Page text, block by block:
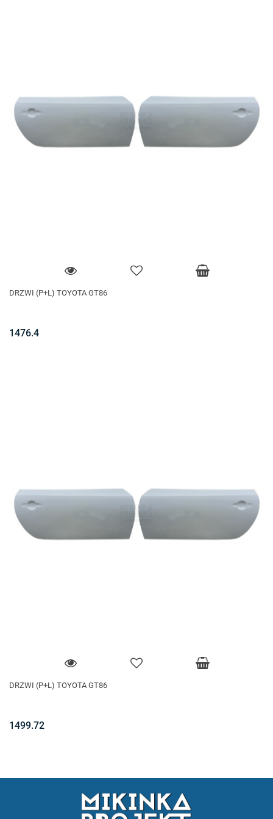
DRZWI (P+L) TOYOTA GT86
1476.4
DRZWI (P+L) TOYOTA GT86
1499.72